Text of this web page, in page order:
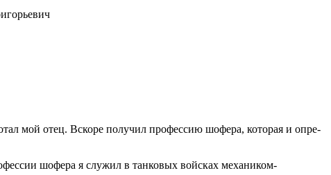
мой отец. Вскоре получил профессию шофера, которая и опре­
шофера я служил в танковых войсках механиком-